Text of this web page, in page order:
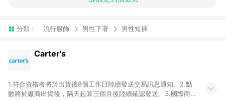
分類： 流行服飾 男性下著 男性短褲
Carter's
1.符合資格者將於出貨後8個工作日陸續發送交易訊息通知。2.點
數將於廠商出貨後，隔天起算三個月後陸續確認發送。3.國際商